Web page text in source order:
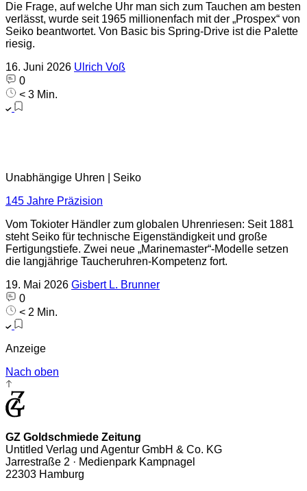
Die Frage, auf welche Uhr man sich zum Tauchen am besten
verlässt, wurde seit 1965 millionenfach mit der „Prospex“ von
Seiko beantwortet. Von Basic bis Spring-Drive ist die Palette
riesig.
16. Juni 2026 Ulrich Voß
0
< 3 Min.
Unabhängige Uhren | Seiko
145 Jahre Präzision
Vom Tokioter Händler zum globalen Uhrenriesen: Seit 1881
steht Seiko für technische Eigenständigkeit und große
Fertigungstiefe. Zwei neue „Marinemaster“-Modelle setzen
die langjährige Taucheruhren-Kompetenz fort.
19. Mai 2026 Gisbert L. Brunner
0
< 2 Min.
Anzeige
Nach oben
GZ Goldschmiede Zeitung
Untitled Verlag und Agentur GmbH & Co. KG
Jarrestraße 2 · Medienpark Kampnagel
22303 Hamburg